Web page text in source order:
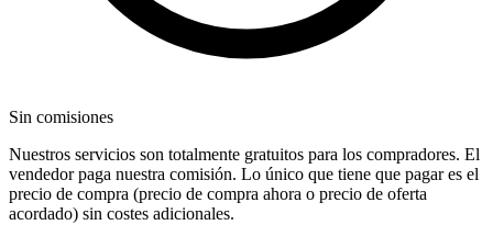
Sin comisiones
Nuestros servicios son totalmente gratuitos para los compradores. El
vendedor paga nuestra comisión. Lo único que tiene que pagar es el
precio de compra (precio de compra ahora o precio de oferta
acordado) sin costes adicionales.